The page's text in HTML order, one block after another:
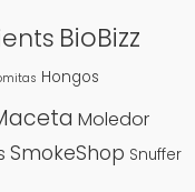
BioBizz
Hongos
Moledor
SmokeShop Snuffer